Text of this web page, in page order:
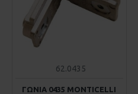
62.0435
ΓΩΝΙΑ 0435 MONTICELLI